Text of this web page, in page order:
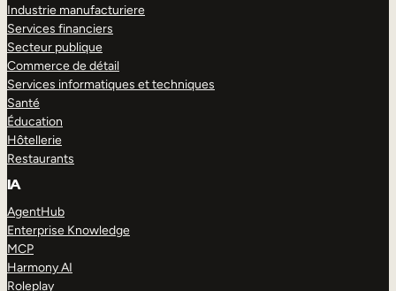
Industrie manufacturiere
Services financiers
Secteur publique
Commerce de détail
Services informatiques et techniques
Santé
Éducation
Hôtellerie
Restaurants
IA
AgentHub
Enterprise Knowledge
MCP
Harmony AI
Roleplay